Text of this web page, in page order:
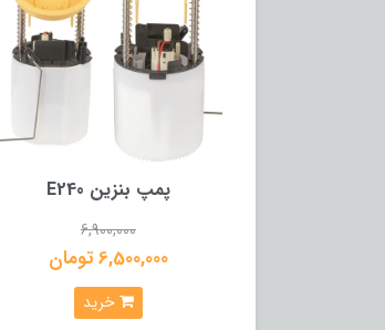
پمپ بنزین E240
6,900,000
6,500,000 تومان
خرید